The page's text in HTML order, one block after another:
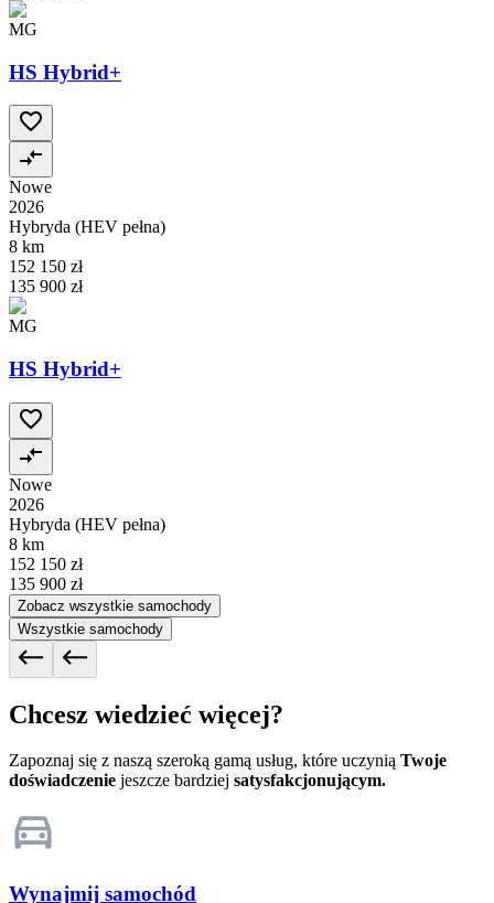
MG
HS Hybrid+
Nowe
2026
Hybryda (HEV pełna)
8 km
152 150 zł
135 900 zł
MG
HS Hybrid+
Nowe
2026
Hybryda (HEV pełna)
8 km
152 150 zł
135 900 zł
Zobacz wszystkie samochody
Wszystkie samochody
Chcesz wiedzieć więcej?
Zapoznaj się z naszą szeroką gamą usług, które uczynią Twoje
doświadczenie jeszcze bardziej satysfakcjonującym.
Wynajmij samochód